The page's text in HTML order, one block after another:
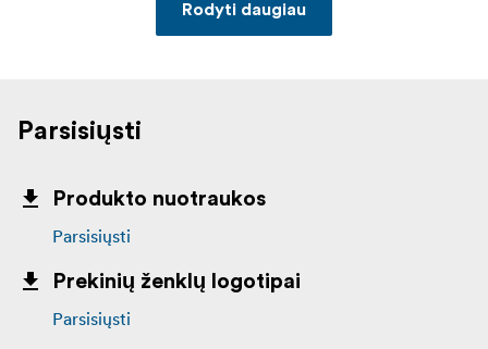
Rodyti daugiau
Parsisiųsti
Produkto nuotraukos
Parsisiųsti
Prekinių ženklų logotipai
Parsisiųsti